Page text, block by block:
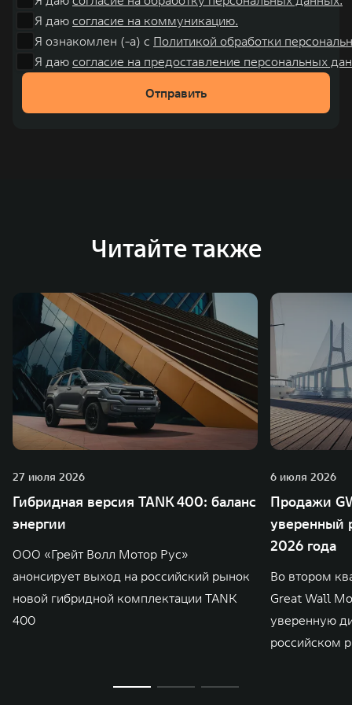
Я даю согласие на коммуникацию.
Я ознакомлен (-а) с Политикой обработки
Я даю согласие на предоставление персональных
Отправить
Читайте также
27 июля 2026
Гибридная версия TANK 400: баланс
энергии
ООО «Грейт Волл Мотор Рус»
анонсирует выход на российский рынок
новой гибридной комплектации TANK
400
6 июля 2026
Продажи
уверенный
2026 года
Во втором
Great Wall
уверенную
российском